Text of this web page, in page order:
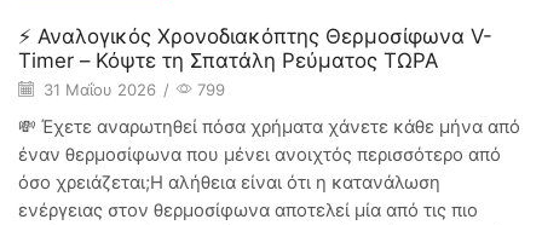
⚡ Αναλογικός Χρονοδιακόπτης Θερμοσίφωνα V-
Timer – Κόψτε τη Σπατάλη Ρεύματος ΤΩΡΑ
31 Μαΐου 2026 / 799
💸 Έχετε αναρωτηθεί πόσα χρήματα χάνετε κάθε μήνα από
έναν θερμοσίφωνα που μένει ανοιχτός περισσότερο από
όσο χρειάζεται;Η αλήθεια είναι ότι η κατανάλωση
ενέργειας στον θερμοσίφωνα αποτελεί μία από τις πιο